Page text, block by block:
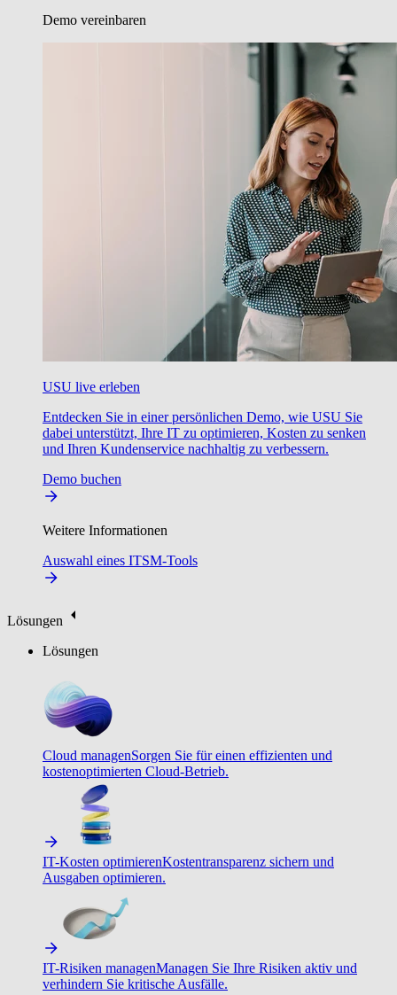
Demo vereinbaren
USU live erleben
Entdecken Sie in einer persönlichen Demo, wie USU Sie
dabei unterstützt, Ihre IT zu optimieren, Kosten zu senken
und Ihren Kundenservice nachhaltig zu verbessern.
Demo buchen
Weitere Informationen
Auswahl eines ITSM-Tools
Lösungen
Lösungen
Cloud managenSorgen Sie für einen effizienten und
kostenoptimierten Cloud-Betrieb.
IT-Kosten optimierenKostentransparenz sichern und
Ausgaben optimieren.
IT-Risiken managenManagen Sie Ihre Risiken aktiv und
verhindern Sie kritische Ausfälle.